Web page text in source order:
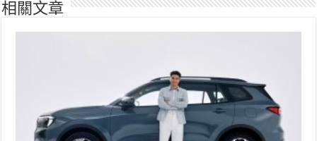
相關文章